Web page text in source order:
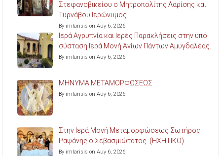
Στεφανοβικείου ο Μητροπολίτης Λαρίσης και
Τυρνάβου Ιερώνυμος.
By imlarisis on Αυγ 6, 2026
Ιερά Αγρυπνία και Ιερές Παρακλήσεις στην υπό
σύσταση Ιερά Μονή Αγίων Πάντων Αμυγδαλέας.
By imlarisis on Αυγ 6, 2026
ΜΗΝΥΜΑ ΜΕΤΑΜΟΡΦΩΣΕΩΣ
By imlarisis on Αυγ 6, 2026
Στην Ιερά Μονή Μεταμορφώσεως Σωτήρος
Ραψάνης ο Σεβασμιώτατος. (ΗΧΗΤΙΚΟ)
By imlarisis on Αυγ 6, 2026